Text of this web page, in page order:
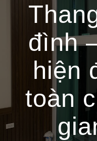
đình
hiện
toàn